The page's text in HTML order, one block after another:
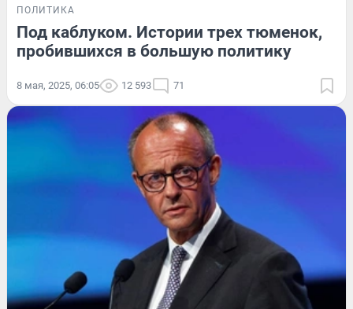
ПОЛИТИКА
Под каблуком. Истории трех тюменок,
пробившихся в большую политику
8 мая, 2025, 06:05 12 593 71